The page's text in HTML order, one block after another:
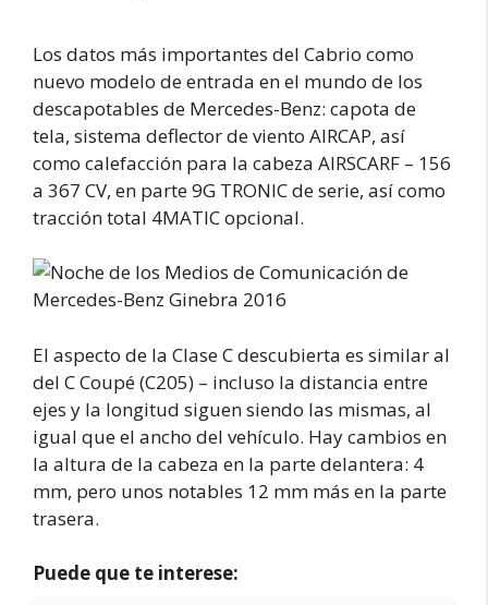
Los datos más importantes del Cabrio como
nuevo modelo de entrada en el mundo de los
descapotables de Mercedes-Benz: capota de
tela, sistema deflector de viento AIRCAP, así
como calefacción para la cabeza AIRSCARF – 156
a 367 CV, en parte 9G TRONIC de serie, así como
tracción total 4MATIC opcional.
El aspecto de la Clase C descubierta es similar al
del C Coupé (C205) – incluso la distancia entre
ejes y la longitud siguen siendo las mismas, al
igual que el ancho del vehículo. Hay cambios en
la altura de la cabeza en la parte delantera: 4
mm, pero unos notables 12 mm más en la parte
trasera.
Puede que te interese: